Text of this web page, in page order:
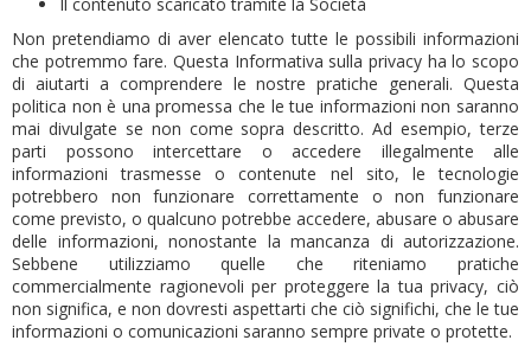
Non pretendiamo di aver elencato tutte le possibili informazioni
che potremmo fare. Questa Informativa sulla privacy ha lo scopo
di aiutarti a comprendere le nostre pratiche generali. Questa
politica non è una promessa che le tue informazioni non saranno
mai divulgate se non come sopra descritto. Ad esempio, terze
parti possono intercettare o accedere illegalmente alle
informazioni trasmesse o contenute nel sito, le tecnologie
potrebbero non funzionare correttamente o non funzionare
come previsto, o qualcuno potrebbe accedere, abusare o abusare
delle informazioni, nonostante la mancanza di autorizzazione.
Sebbene utilizziamo quelle che riteniamo pratiche
commercialmente ragionevoli per proteggere la tua privacy, ciò
non significa, e non dovresti aspettarti che ciò significhi, che le tue
informazioni o comunicazioni saranno sempre private o protette.